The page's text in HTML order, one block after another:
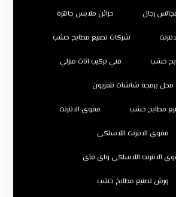
رجال خزائن ملابس جاهزة
شركات تصنيع مطابخ خشب
خشب فني تركيب اثاث منزلي
محل برمجة شاشات تلفزيون
مطابخ خشب مقوي الانترنت
مقوي الانترنت اللاسلكي
الانترنت اللاسلكي واي فاي
ورش تصنيع مطابخ خشب